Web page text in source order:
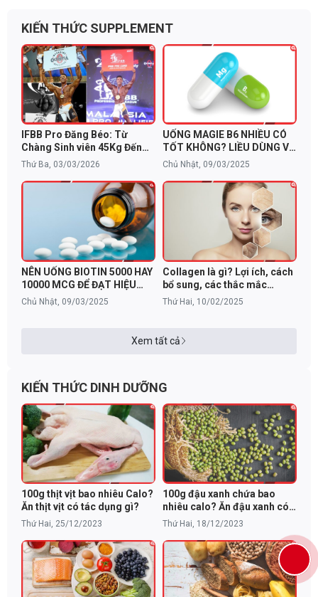
KIẾN THỨC SUPPLEMENT
IFBB Pro Đăng Béo: Từ
Chàng Sinh viên 45Kg Đến
Giấc Mơ Mr. Olympia và Bí
NutraBio
Thứ Ba, 03/03/2026
UỐNG MAGIE B6 NHIỀU CÓ
TỐT KHÔNG? LIỀU DÙNG VÀ
CẢNH BÁO TÁC DỤNG PHỤ
Chủ Nhật, 09/03/2025
NÊN UỐNG BIOTIN 5000 HAY
10000 MCG ĐỂ ĐẠT HIỆU
QUẢ TỐT NHẤT?
Chủ Nhật, 09/03/2025
Collagen là gì? Lợi ích, cách
bổ sung, các thắc mắc
thường gặp
Thứ Hai, 10/02/2025
Xem tất cả
KIẾN THỨC DINH DƯỠNG
100g thịt vịt bao nhiêu Calo?
Ăn thịt vịt có tác dụng gì?
Thứ Hai, 25/12/2023
100g đậu xanh chứa bao
nhiêu calo? Ăn đậu xanh có
béo không?
Thứ Hai, 18/12/2023